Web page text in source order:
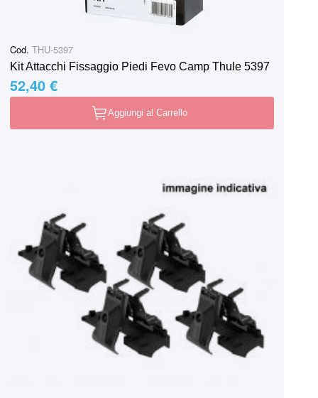
Cod. THU-5397
Kit Attacchi Fissaggio Piedi Fevo Camp Thule 5397
52,40 €
Aggiungi al Carrello